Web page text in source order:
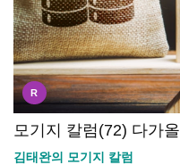
R
모기지 칼럼(72) 다가
김태완의 모기지 칼럼